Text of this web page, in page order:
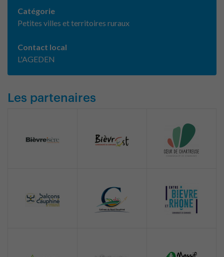
Catégorie
Petites villes et territoires ruraux
Contact local
L'AGEDEN
Les partenaires